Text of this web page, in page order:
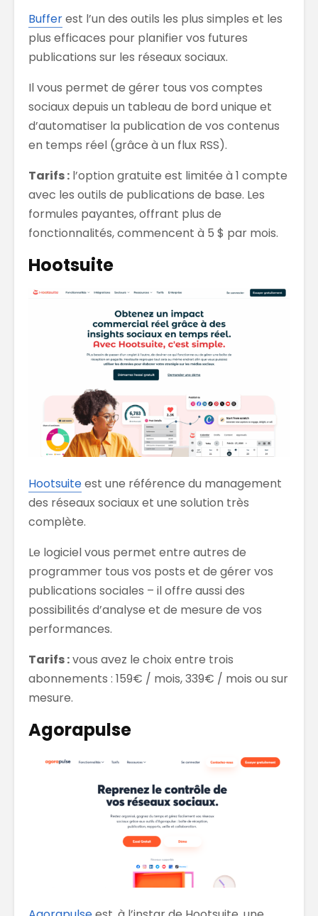
Bufferest l’un des outils les plus simples et les
plus efficaces pour planifier vos futures
publications sur les réseaux sociaux.
Il vous permet de gérer tous vos comptes
sociaux depuis un tableau de bord unique et
d’automatiser la publication de vos contenus
en temps réel (grâce à un flux RSS).
Tarifs : l’option gratuite est limitée à 1 compte
avec les outils de publications de base. Les
formules payantes, offrant plus de
fonctionnalités, commencent à 5 $ par mois.
Hootsuite
Hootsuiteest une référence du management
des réseaux sociaux et une solution très
complète.
Le logiciel vous permet entre autres de
programmer tous vos posts et de gérer vos
publications sociales – il offre aussi des
possibilités d’analyse et de mesure de vos
performances.
Tarifs :vous avez le choix entre trois
abonnements : 159€ / mois, 339€ / mois ou sur
mesure.
Agorapulse